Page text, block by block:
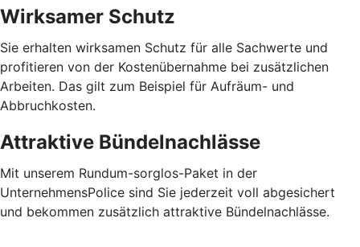
Wirksamer Schutz
Sie erhalten wirksamen Schutz für alle Sachwerte und
profitieren von der Kostenübernahme bei zusätzlichen
Arbeiten. Das gilt zum Beispiel für Aufräum- und
Abbruchkosten.
Attraktive Bündelnachlässe
Mit unserem Rundum-sorglos-Paket in der
UnternehmensPolice sind Sie jederzeit voll abgesichert
und bekommen zusätzlich attraktive Bündelnachlässe.